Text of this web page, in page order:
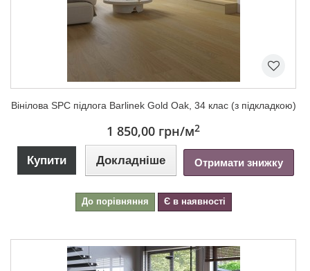
Вінілова SPC підлога Barlinek Gold Oak, 34 клас (з підкладкою)
1 850,00 грн/м2
Купити Докладніше Отримати знижку
До порівняння Є в наявності